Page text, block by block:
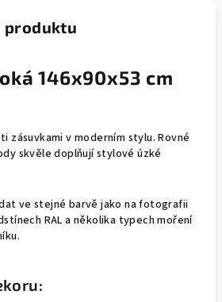
produktu
146x90x53 cm
zásuvkami v moderním stylu. Rovné
skvěle doplňují stylové úzké
ve stejné barvě jako na fotografii
RAL a několika typech moření